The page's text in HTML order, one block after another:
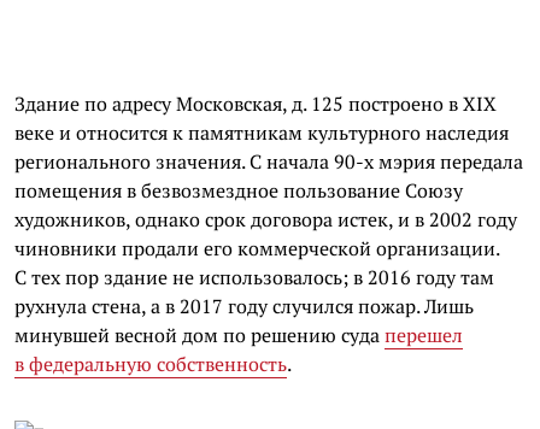
Здание по адресу Московская, д. 125 построено в XIX
веке и относится к памятникам культурного наследия
регионального значения. С начала 90-х мэрия передала
помещения в безвозмездное пользование Союзу
художников, однако срок договора истек, и в 2002 году
чиновники продали его коммерческой организации.
С тех пор здание не использовалось; в 2016 году там
рухнула стена, а в 2017 году случился пожар. Лишь
минувшей весной дом по решению судаперешел
в федеральную собственность.